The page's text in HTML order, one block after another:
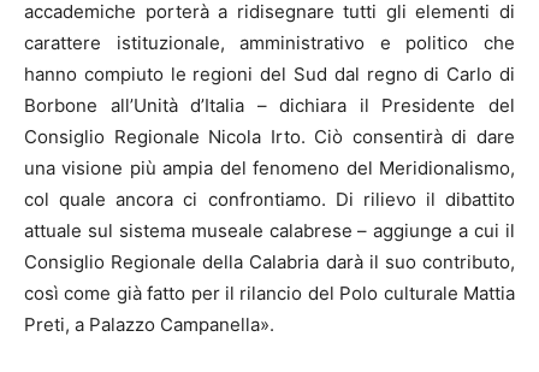
accademiche porterà a ridisegnare tutti gli elementi di
carattere istituzionale, amministrativo e politico che
hanno compiuto le regioni del Sud dal regno di Carlo di
Borbone all’Unità d’Italia – dichiara il Presidente del
Consiglio Regionale Nicola Irto. Ciò consentirà di dare
una visione più ampia del fenomeno del Meridionalismo,
col quale ancora ci confrontiamo. Di rilievo il dibattito
attuale sul sistema museale calabrese – aggiunge a cui il
Consiglio Regionale della Calabria darà il suo contributo,
così come già fatto per il rilancio del Polo culturale Mattia
Preti, a Palazzo Campanella».